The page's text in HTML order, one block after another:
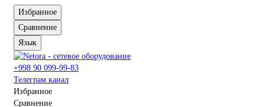
Избранное
Сравнение
Язык
+998 90 099-99-83
Телеграм канал
Избранное
Сравнение